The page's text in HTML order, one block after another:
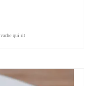
vache qui rit